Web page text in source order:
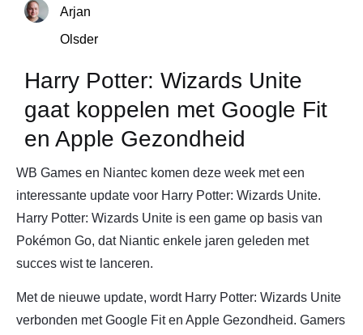
Arjan
Olsder
Harry Potter: Wizards Unite
gaat koppelen met Google Fit
en Apple Gezondheid
WB Games en Niantec komen deze week met een
interessante update voor Harry Potter: Wizards Unite.
Harry Potter: Wizards Unite is een game op basis van
Pokémon Go, dat Niantic enkele jaren geleden met
succes wist te lanceren.
Met de nieuwe update, wordt Harry Potter: Wizards Unite
verbonden met Google Fit en Apple Gezondheid. Gamers